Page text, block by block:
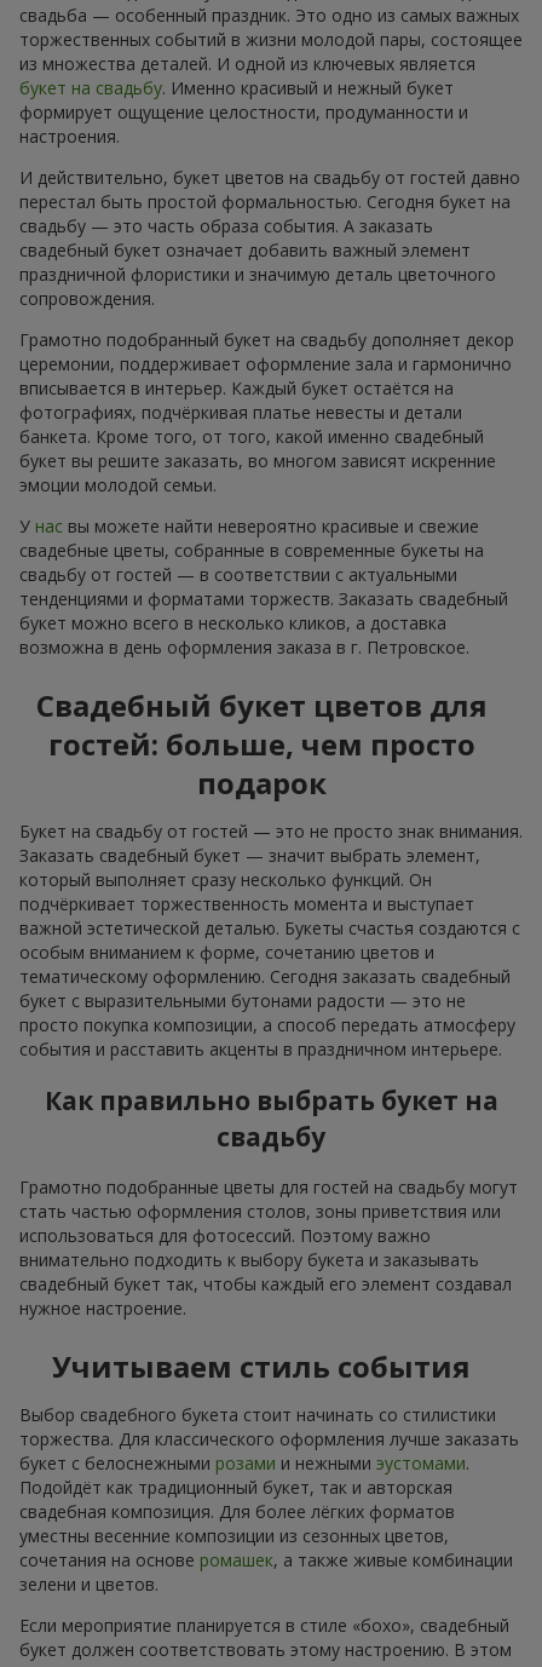
свадьба — особенный праздник. Это одно из самых важных
торжественных событий в жизни молодой пары, состоящее
из множества деталей. И одной из ключевых является
букет на свадьбу. Именно красивый и нежный букет
формирует ощущение целостности, продуманности и
настроения.
И действительно, букет цветов на свадьбу от гостей давно
перестал быть простой формальностью. Сегодня букет на
свадьбу — это часть образа события. А заказать
свадебный букет означает добавить важный элемент
праздничной флористики и значимую деталь цветочного
сопровождения.
Грамотно подобранный букет на свадьбу дополняет декор
церемонии, поддерживает оформление зала и гармонично
вписывается в интерьер. Каждый букет остаётся на
фотографиях, подчёркивая платье невесты и детали
банкета. Кроме того, от того, какой именно свадебный
букет вы решите заказать, во многом зависят искренние
эмоции молодой семьи.
У нас вы можете найти невероятно красивые и свежие
свадебные цветы, собранные в современные букеты на
свадьбу от гостей — в соответствии с актуальными
тенденциями и форматами торжеств. Заказать свадебный
букет можно всего в несколько кликов, а доставка
возможна в день оформления заказа в г. Петровское.
Свадебный букет цветов для
гостей: больше, чем просто
подарок
Букет на свадьбу от гостей — это не просто знак внимания.
Заказать свадебный букет — значит выбрать элемент,
который выполняет сразу несколько функций. Он
подчёркивает торжественность момента и выступает
важной эстетической деталью. Букеты счастья создаются с
особым вниманием к форме, сочетанию цветов и
тематическому оформлению. Сегодня заказать свадебный
букет с выразительными бутонами радости — это не
просто покупка композиции, а способ передать атмосферу
события и расставить акценты в праздничном интерьере.
Как правильно выбрать букет на
свадьбу
Грамотно подобранные цветы для гостей на свадьбу могут
стать частью оформления столов, зоны приветствия или
использоваться для фотосессий. Поэтому важно
внимательно подходить к выбору букета и заказывать
свадебный букет так, чтобы каждый его элемент создавал
нужное настроение.
Учитываем стиль события
Выбор свадебного букета стоит начинать со стилистики
торжества. Для классического оформления лучше заказать
букет с белоснежными розами и нежными эустомами.
Подойдёт как традиционный букет, так и авторская
свадебная композиция. Для более лёгких форматов
уместны весенние композиции из сезонных цветов,
сочетания на основе ромашек, а также живые комбинации
зелени и цветов.
Если мероприятие планируется в стиле «бохо», свадебный
букет должен соответствовать этому настроению. В этом